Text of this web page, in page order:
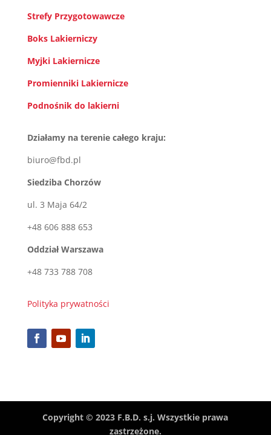
Strefy Przygotowawcze
Boks Lakierniczy
Myjki Lakiernicze
Promienniki Lakiernicze
Podnośnik do lakierni
Działamy na terenie całego kraju:
biuro@fbd.pl
Siedziba Chorzów
ul. 3 Maja 64/2
+48 606 888 653
Oddział Warszawa
+48 733 788 708
Polityka prywatności
Copyright © 2023 F.B.D. s.j. Wszystkie prawa
zastrzeżone.